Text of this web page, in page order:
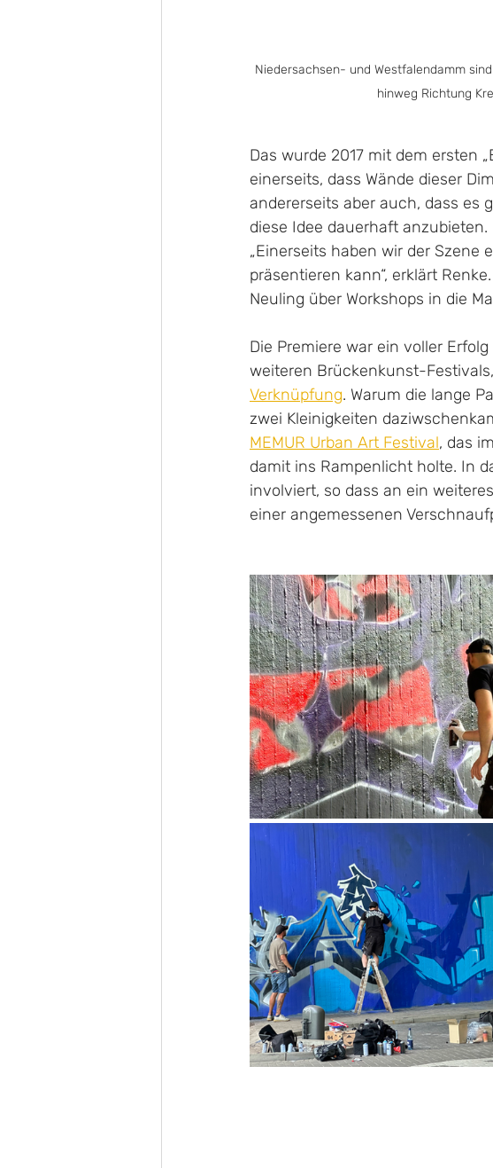
Niedersachsen- und Westfalendamm
hinweg Richtung
Das wurde 2017 mit dem ersten
einerseits, dass Wände dieser
andererseits aber auch, dass es
diese Idee dauerhaft
„Einerseits haben wir der Szene
präsentieren kann“, erklärt
Neuling über Workshops in die
Die Premiere war ein voller
weiteren Brückenkunst-
Verknüpfung. Warum die lange
zwei Kleinigkeiten
MEMUR Urban Art Festival, das
damit ins Rampenlicht holte. In
involviert, so dass an ein
einer angemessenen